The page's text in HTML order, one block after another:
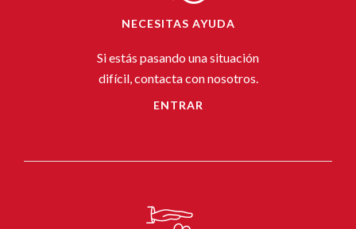
NECESITAS AYUDA
Si estás pasando una situación
difícil, contacta con nosotros.
ENTRAR